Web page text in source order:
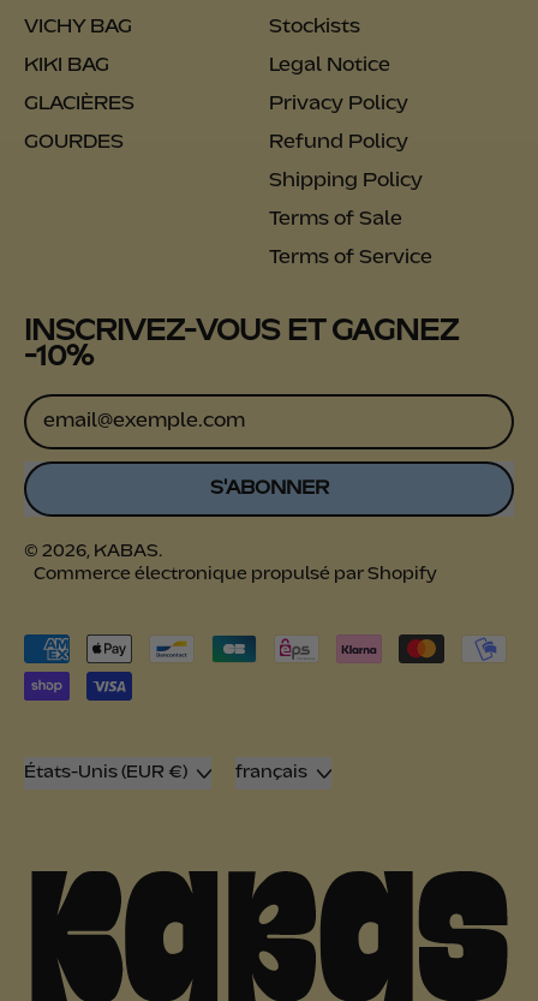
VICHY BAG
KIKI BAG
GLACIÈRES
GOURDES
Stockists
Legal Notice
Privacy Policy
Refund Policy
Shipping Policy
Terms of Sale
Terms of Service
INSCRIVEZ-VOUS ET GAGNEZ
-10%
Adresse e-mail
S'ABONNER
© 2026, KABAS.
Commerce électronique propulsé par Shopify
Paiements
acceptés
Pays/région États-Unis (EUR €) Langue
français